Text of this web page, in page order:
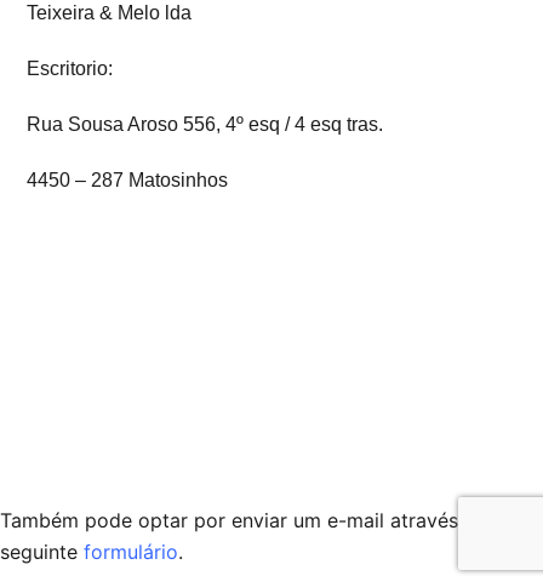
Teixeira & Melo lda
Escritorio:
Rua Sousa Aroso 556, 4º esq / 4 esq tras.
4450 – 287 Matosinhos
Também pode optar por enviar um e-mail através do
seguinte formulário.